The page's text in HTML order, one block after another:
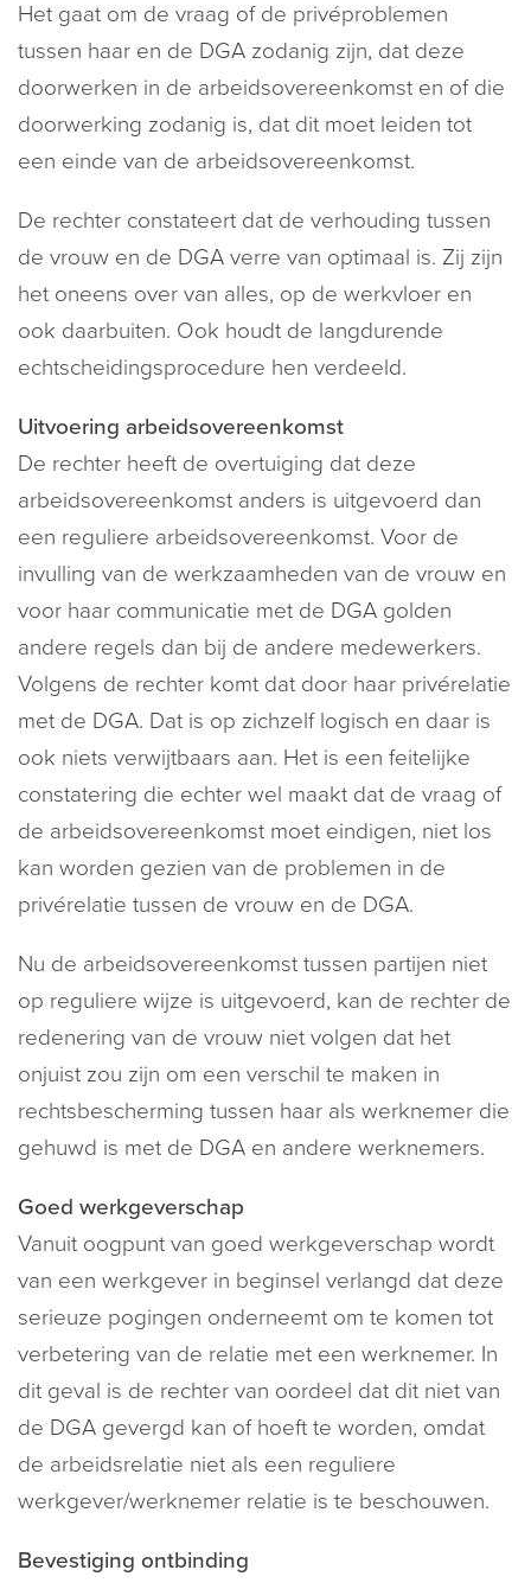
Het gaat om de vraag of de privéproblemen
tussen haar en de DGA zodanig zijn, dat deze
doorwerken in de arbeidsovereenkomst en of die
doorwerking zodanig is, dat dit moet leiden tot
een einde van de arbeidsovereenkomst.
De rechter constateert dat de verhouding tussen
de vrouw en de DGA verre van optimaal is. Zij zijn
het oneens over van alles, op de werkvloer en
ook daarbuiten. Ook houdt de langdurende
echtscheidingsprocedure hen verdeeld.
Uitvoering arbeidsovereenkomst
De rechter heeft de overtuiging dat deze
arbeidsovereenkomst anders is uitgevoerd dan
een reguliere arbeidsovereenkomst. Voor de
invulling van de werkzaamheden van de vrouw en
voor haar communicatie met de DGA golden
andere regels dan bij de andere medewerkers.
Volgens de rechter komt dat door haar privérelatie
met de DGA. Dat is op zichzelf logisch en daar is
ook niets verwijtbaars aan. Het is een feitelijke
constatering die echter wel maakt dat de vraag of
de arbeidsovereenkomst moet eindigen, niet los
kan worden gezien van de problemen in de
privérelatie tussen de vrouw en de DGA.
Nu de arbeidsovereenkomst tussen partijen niet
op reguliere wijze is uitgevoerd, kan de rechter de
redenering van de vrouw niet volgen dat het
onjuist zou zijn om een verschil te maken in
rechtsbescherming tussen haar als werknemer die
gehuwd is met de DGA en andere werknemers.
Goed werkgeverschap
Vanuit oogpunt van goed werkgeverschap wordt
van een werkgever in beginsel verlangd dat deze
serieuze pogingen onderneemt om te komen tot
verbetering van de relatie met een werknemer. In
dit geval is de rechter van oordeel dat dit niet van
de DGA gevergd kan of hoeft te worden, omdat
de arbeidsrelatie niet als een reguliere
werkgever/werknemer relatie is te beschouwen.
Bevestiging ontbinding